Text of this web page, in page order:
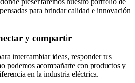
presentaremos nuestro portfolio de
para brindar calidad e innovación
y compartir
intercambiar ideas, responder tus
podemos acompañarte con productos y
en la industria eléctrica.